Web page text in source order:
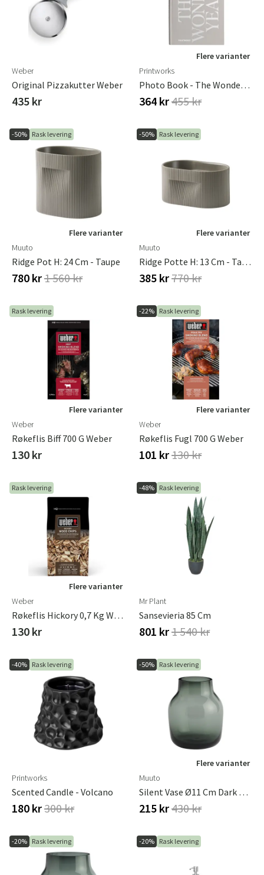
Weber
Original Pizzakutter Weber
435 kr
Flere varianter
Printworks
Photo Book - The Wonder Years
364 kr455 kr
-50% Rask levering
Flere varianter
Muuto
Ridge Pot H: 24 Cm - Taupe
780 kr1 560 kr
-50% Rask levering
Flere varianter
Muuto
Ridge Potte H: 13 Cm - Taupe
385 kr770 kr
Rask levering
Flere varianter
Weber
Røkeflis Biff 700 G Weber
130 kr
-22% Rask levering
Flere varianter
Weber
Røkeflis Fugl 700 G Weber
101 kr130 kr
Rask levering
Flere varianter
Weber
Røkeflis Hickory 0,7 Kg Weber
130 kr
-48% Rask levering
Mr Plant
Sansevieria 85 Cm
801 kr1 540 kr
-40% Rask levering
Printworks
Scented Candle - Volcano
180 kr300 kr
-50% Rask levering
Flere varianter
Muuto
Silent Vase Ø11 Cm Dark Green
215 kr430 kr
-20% Rask levering -20% Rask levering